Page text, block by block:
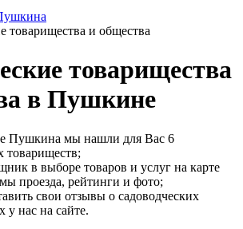
товарищества и общества
товарищества
в Пушкине
Пушкина мы нашли для Вас 6
товариществ;
в выборе товаров и услуг на карте
проезда, рейтинги и фото;
свои отзывы о садоводческих
у нас на сайте.